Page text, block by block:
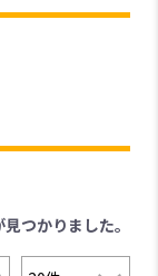
つかりました。